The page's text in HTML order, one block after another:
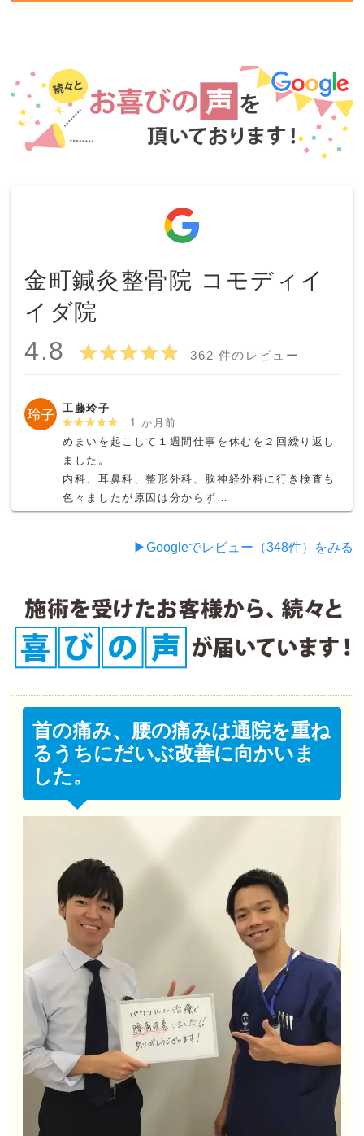
金町鍼灸整骨院 コモディイ
イダ院
4.8 362 件のレビュー
工藤玲子
1 か月前
めまいを起こして１週間仕事を休むを２回繰り返し
ました。
内科、耳鼻科、整形外科、脳神経外科に行き検査も
色々ましたが原因は分からず…
こちらの院にたどり着きました。
ヘッドスパをして頂くとそれまでモヤモヤしている
頭がスッキリします。
骨盤矯正やストレッチも教えてくださるので身体が
整って来ていると感じています。
になり、通院を始めて３ヶ月目の現在は痛みもほと
んどありません。
担当の海寳先生には感謝しかありません。
他の先生方も明るく元気な方ばかりで雰囲気も良い
そして１階がスーパーで駐車場もあるので仕事帰り
m
整形外科で右腕の痺れの診断は受けて、しばらく投
薬治療をしておりましたが、ゴルフで右腕の痺れと
痛みが悪化し、日曜日でしたが、急に伺ったにも関
わらず、すぐに対応して頂き助かりました。
診断の結果、猫背、巻き肩が原因との事。元々、巻
き肩に悩んでましたが、痺れにまで出てくるとは思
いもしませんでした。
おかげさまで、数回通った時点で、症状も軽くな
り、トリガーポイント治療も自分には合うので、猫
背矯正も含めて、通院してみることにしました。
▶︎Googleでレビュー（348件）をみる
首の痛み、腰の痛みは通院を重ね
るうちにだいぶ改善に向かいま
した。